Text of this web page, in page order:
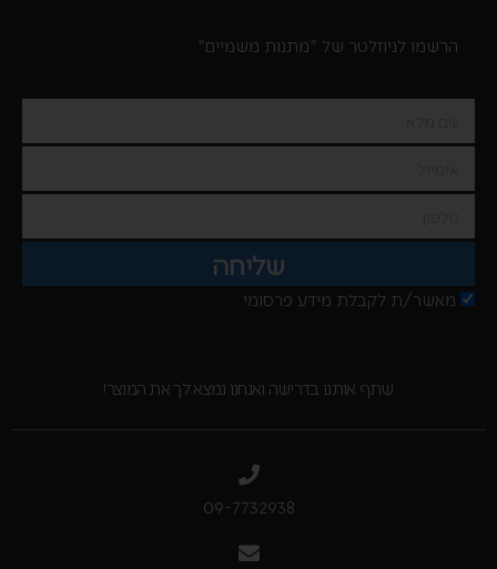
הרשמו לניוזלטר של "מתנות משמיים"
מאשר/ת לקבלת מידע פרסומי
שליחה
שתף אותנו בדרישה ואנחנו נמצא לך את המוצר!
09-7732938